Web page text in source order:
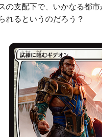
の支配下で、いかなる都
れるというのだろう？